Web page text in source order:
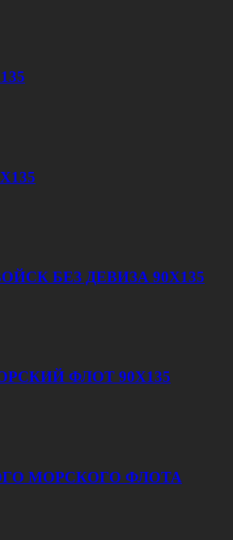
БЕЗ ДЕВИЗА 90Х135
ФЛОТ 90Х135
МОРСКОГО ФЛОТА